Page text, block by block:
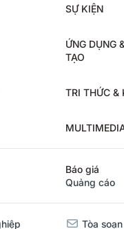
SỰ KIỆN
ỨNG DỤNG
TẠO
TRI THỨC &
MULTIMEDIA
Báo giá
Quảng cáo
Tòa soạn